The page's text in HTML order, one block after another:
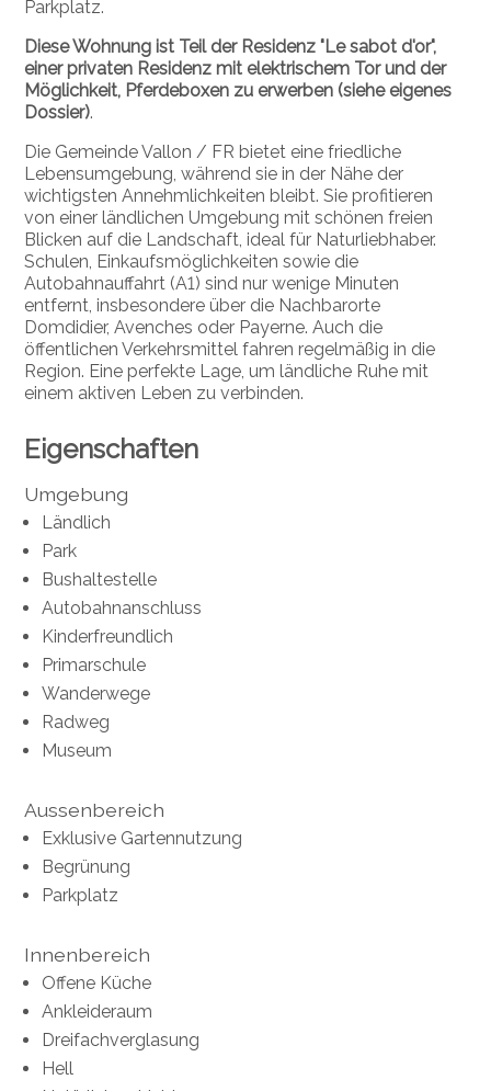
Parkplatz.
Diese Wohnung ist Teil der Residenz "Le sabot d'or",
einer privaten Residenz mit elektrischem Tor und der
Möglichkeit, Pferdeboxen zu erwerben (siehe eigenes
Dossier).
Die Gemeinde Vallon / FR bietet eine friedliche
Lebensumgebung, während sie in der Nähe der
wichtigsten Annehmlichkeiten bleibt. Sie profitieren
von einer ländlichen Umgebung mit schönen freien
Blicken auf die Landschaft, ideal für Naturliebhaber.
Schulen, Einkaufsmöglichkeiten sowie die
Autobahnauffahrt (A1) sind nur wenige Minuten
entfernt, insbesondere über die Nachbarorte
Domdidier, Avenches oder Payerne. Auch die
öffentlichen Verkehrsmittel fahren regelmäßig in die
Region. Eine perfekte Lage, um ländliche Ruhe mit
einem aktiven Leben zu verbinden.
Eigenschaften
Umgebung
Ländlich
Park
Bushaltestelle
Autobahnanschluss
Kinderfreundlich
Primarschule
Wanderwege
Radweg
Museum
Aussenbereich
Exklusive Gartennutzung
Begrünung
Parkplatz
Innenbereich
Offene Küche
Ankleideraum
Dreifachverglasung
Hell